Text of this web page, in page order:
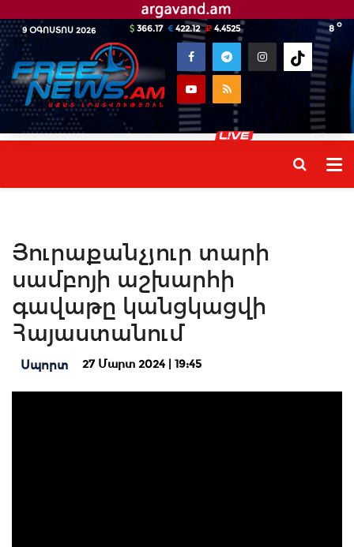
9 ՕԳՈՍՏՈՍ 2026 8 o
366.17 422.12 4.4525
Յուրաքանչյուր տարի
սամբոյի աշխարհի
գավաթը կանցկացվի
Հայաստանում
Սպորտ 27 Մարտ 2024 | 19:45